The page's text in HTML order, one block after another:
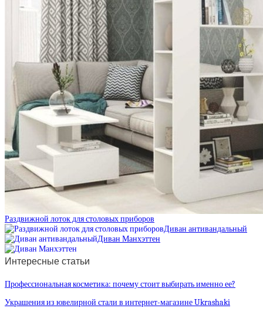
Раздвижной лоток для столовых приборов
Диван антивандальный
Диван Манхэттен
Интересные статьи
Профессиональная косметика: почему стоит выбирать именно ее?
Украшения из ювелирной стали в интернет-магазине Ukrashaki